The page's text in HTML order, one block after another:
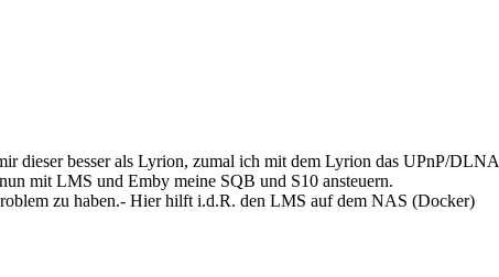
dieser besser als Lyrion, zumal ich mit dem Lyrion das UPnP/DLNA
mit LMS und Emby meine SQB und S10 ansteuern.
zu haben.- Hier hilft i.d.R. den LMS auf dem NAS (Docker)